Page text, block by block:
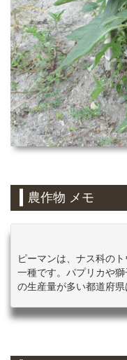
農作物 メモ
ピーマンは、ナス科の
一種です。パプリカや
の生産量が多い都道府県